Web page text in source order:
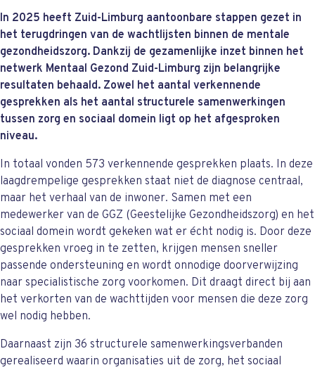
In 2025 heeft Zuid-Limburg aantoonbare stappen gezet in
het terugdringen van de wachtlijsten binnen de mentale
gezondheidszorg. Dankzij de gezamenlijke inzet binnen het
netwerk Mentaal Gezond Zuid-Limburg zijn belangrijke
resultaten behaald. Zowel het aantal verkennende
gesprekken als het aantal structurele samenwerkingen
tussen zorg en sociaal domein ligt op het afgesproken
niveau.
In totaal vonden 573 verkennende gesprekken plaats. In deze
laagdrempelige gesprekken staat niet de diagnose centraal,
maar het verhaal van de inwoner. Samen met een
medewerker van de GGZ (Geestelijke Gezondheidszorg) en het
sociaal domein wordt gekeken wat er écht nodig is. Door deze
gesprekken vroeg in te zetten, krijgen mensen sneller
passende ondersteuning en wordt onnodige doorverwijzing
naar specialistische zorg voorkomen. Dit draagt direct bij aan
het verkorten van de wachttijden voor mensen die deze zorg
wel nodig hebben.
Daarnaast zijn 36 structurele samenwerkingsverbanden
gerealiseerd waarin organisaties uit de zorg, het sociaal